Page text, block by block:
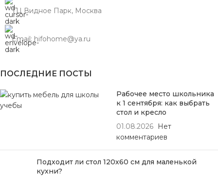
ТЦ Видное Парк, Москва
Email: hifohome@ya.ru
ПОСЛЕДНИЕ ПОСТЫ
Рабочее место школьника
к 1 сентября: как выбрать
стол и кресло
01.08.2026
Нет
комментариев
Подходит ли стол 120х60 см для маленькой
кухни?